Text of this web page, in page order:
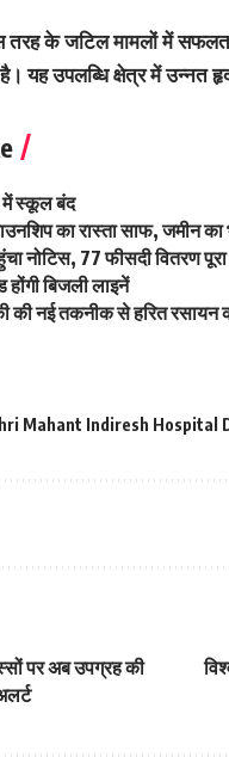
के जटिल मामलों में
उपलब्धि क्षेत्र में उन्नत
में स्कूल बंद
का रास्ता साफ, जमीन
नोटिस, 77 फीसदी वितरण पूरा
बिजली लाइनें
की नई तकनीक से हरित रसायन
Mahant Indiresh
पर अब उपग्रह की